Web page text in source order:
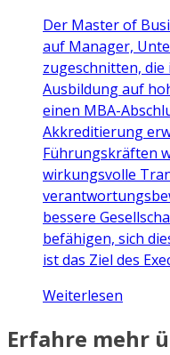
Der Master of
auf Manager,
zugeschnitten,
Ausbildung auf
einen MBA-
Akkreditierung
Führungskräften
wirkungsvolle
bessere
befähigen, sich
ist das Ziel des
Weiterlesen
Erfahre mehr